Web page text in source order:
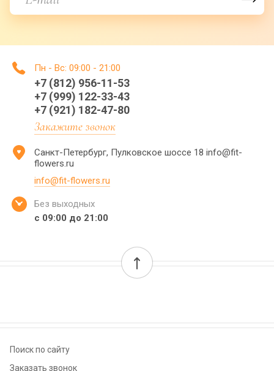
Пн - Вс: 09:00 - 21:00
+7 (812) 956-11-53
+7 (999) 122-33-43
+7 (921) 182-47-80
Закажите звонок
Санкт-Петербург, Пулковское шоссе 18 info@fit-
flowers.ru
info@fit-flowers.ru
Без выходных
с 09:00 до 21:00
Поиск по сайту
Заказать звонок